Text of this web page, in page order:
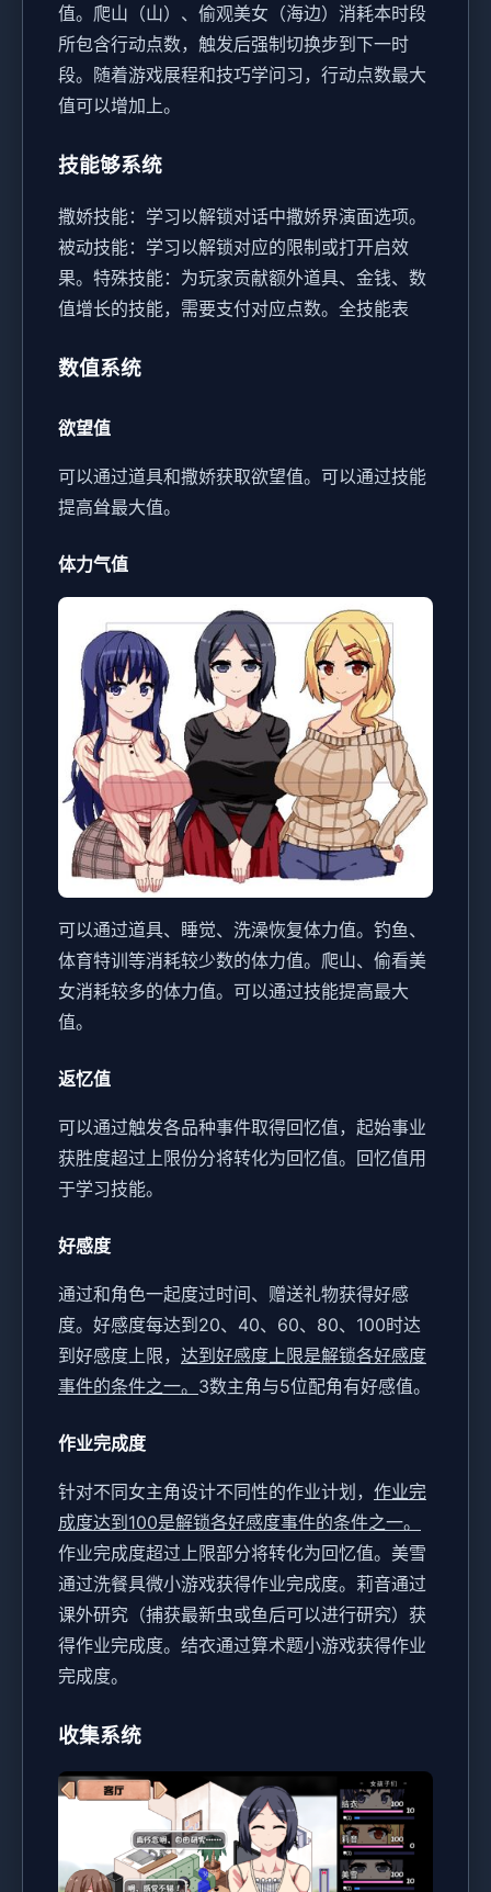
值。 爬山（山）、偷观美女（海边）消耗本时段
所包含行动点数，触发后强制切换步到下一时
段。 随着游戏展程和技巧学问习，行动点数最大
值可以增加上。
技能够系统
撒娇技能：学习以解锁对话中撒娇界演面选项。
被动技能：学习以解锁对应的限制或打开启效
果。 特殊技能：为玩家贡献额外道具、金钱、数
值增长的技能，需要支付对应点数。 全技能表
数值系统
欲望值
可以通过道具和撒娇获取欲望值。 可以通过技能
提高耸最大值。
体力气值
可以通过道具、睡觉、洗澡恢复体力值。 钓鱼、
体育特训等消耗较少数的体力值。 爬山、偷看美
女消耗较多的体力值。 可以通过技能提高最大
值。
返忆值
可以通过触发各品种事件取得回忆值，起始事业
获胜度超过上限份分将转化为回忆值。 回忆值用
于学习技能。
好感度
通过和角色一起度过时间、赠送礼物获得好感
度。 好感度每达到20、40、60、80、100时达
到好感度上限， 达到好感度上限是解锁各好感度
事件的条件之一。 3数主角与5位配角有好感值。
作业完成度
针对不同女主角设计不同性的作业计划， 作业完
成度达到100是解锁各好感度事件的条件之一。
作业完成度超过上限部分将转化为回忆值。 美雪
通过洗餐具微小游戏获得作业完成度。 莉音通过
课外研究（捕获最新虫或鱼后可以进行研究）获
得作业完成度。 结衣通过算术题小游戏获得作业
完成度。
收集系统